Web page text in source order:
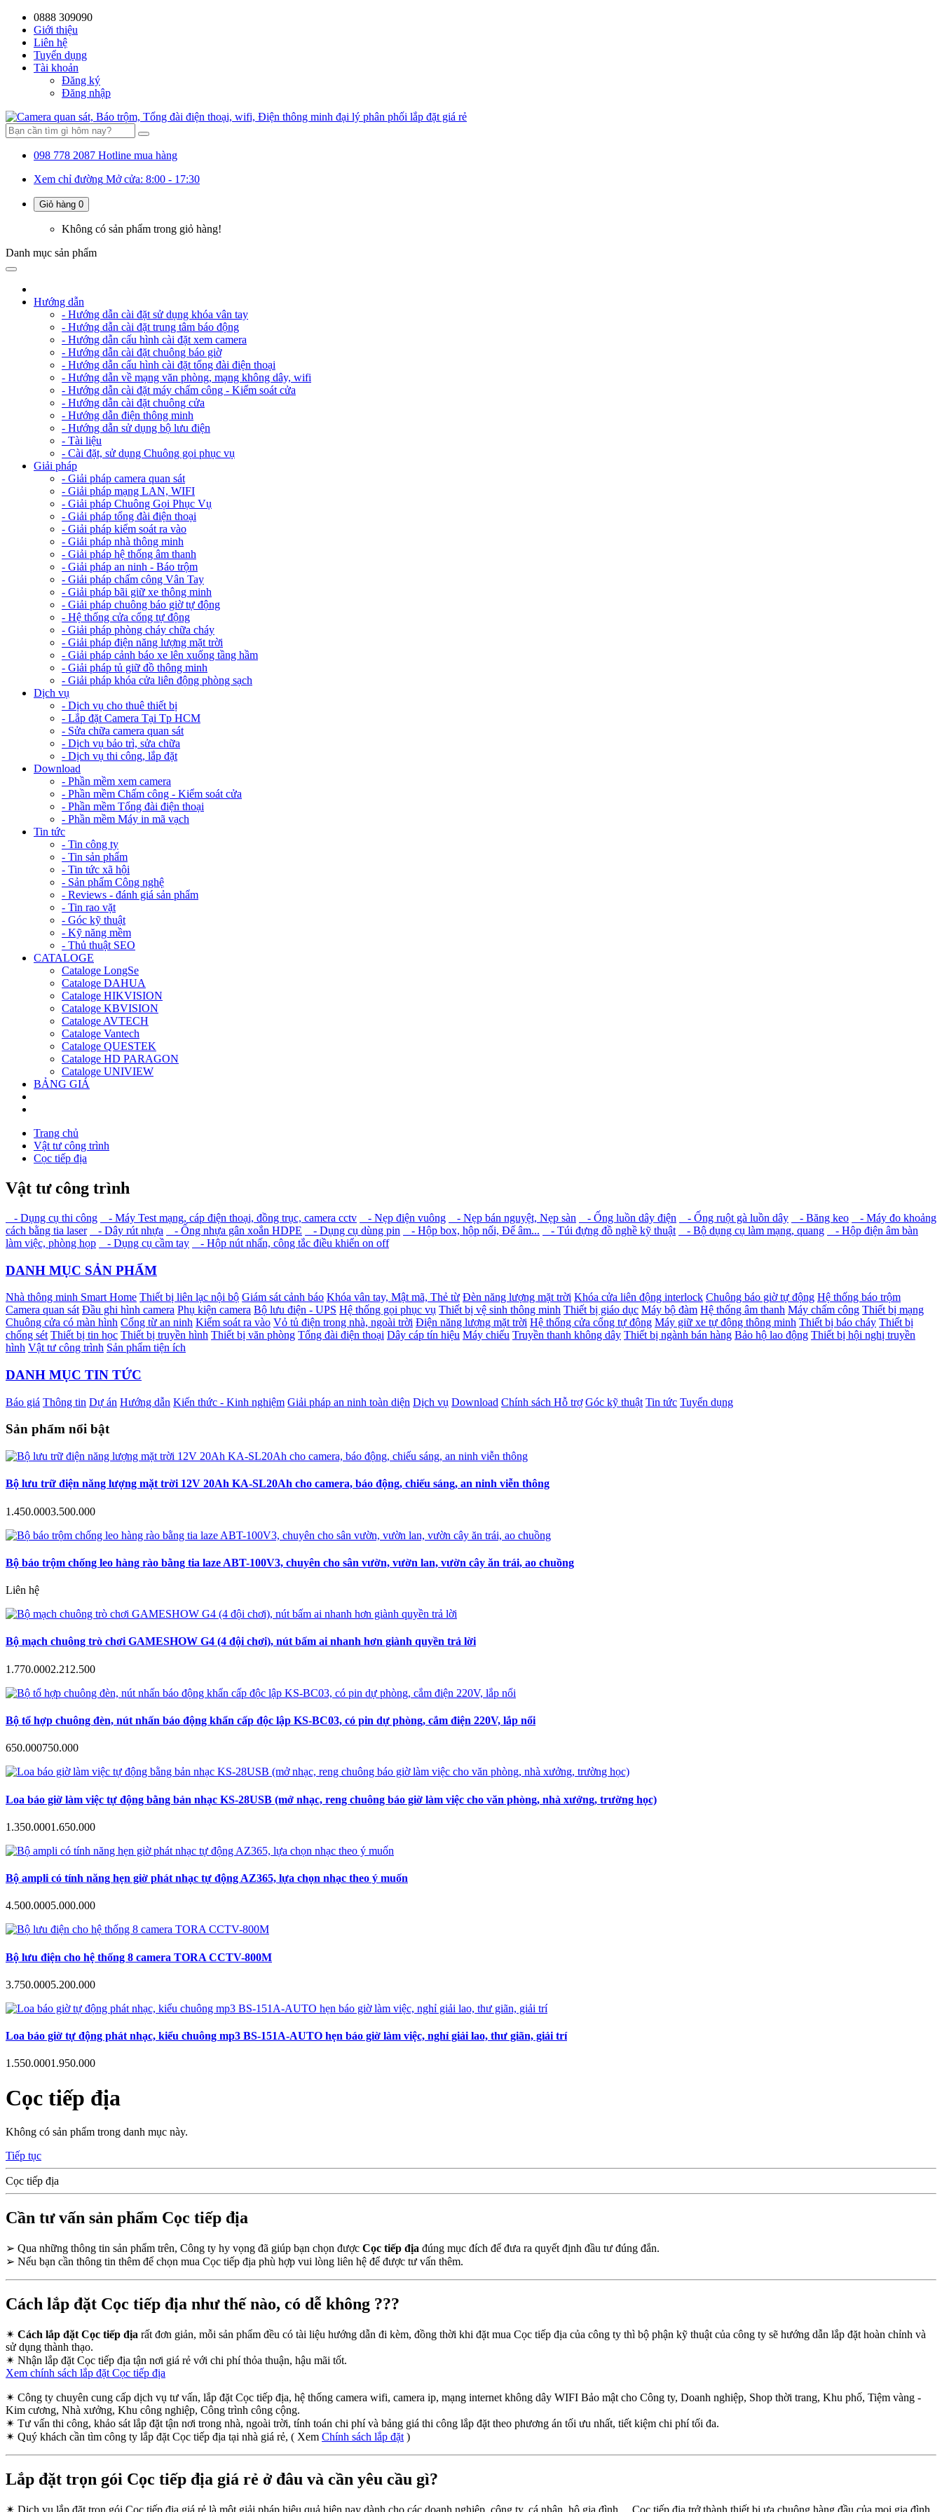
0888 309090
Giới thiệu
Liên hệ
Tuyển dụng
Tài khoản
Đăng ký
Đăng nhập
098 778 2087 Hotline mua hàng
Xem chỉ đường Mở cửa: 8:00 - 17:30
Giỏ hàng 0
Không có sản phẩm trong giỏ hàng!
Danh mục sản phẩm
Hướng dẫn
- Hướng dẫn cài đặt sử dụng khóa vân tay
- Hướng dẫn cài đặt trung tâm báo động
- Hướng dẫn cấu hình cài đặt xem camera
- Hướng dẫn cài đặt chuông báo giờ
- Hướng dẫn cấu hình cài đặt tổng đài điện thoại
- Hướng dẫn về mạng văn phòng, mạng không dây, wifi
- Hướng dẫn cài đặt máy chấm công - Kiểm soát cửa
- Hướng dẫn cài đặt chuông cửa
- Hướng dẫn điện thông minh
- Hướng dẫn sử dụng bộ lưu điện
- Tài liệu
- Cài đặt, sử dụng Chuông gọi phục vụ
Giải pháp
- Giải pháp camera quan sát
- Giải pháp mạng LAN, WIFI
- Giải pháp Chuông Gọi Phục Vụ
- Giải pháp tổng đài điện thoại
- Giải pháp kiểm soát ra vào
- Giải pháp nhà thông minh
- Giải pháp hệ thống âm thanh
- Giải pháp an ninh - Báo trộm
- Giải pháp chấm công Vân Tay
- Giải pháp bãi giữ xe thông minh
- Giải pháp chuông báo giờ tự động
- Hệ thống cửa cổng tự động
- Giải pháp phòng cháy chữa cháy
- Giải pháp điện năng lượng mặt trời
- Giải pháp cảnh báo xe lên xuống tầng hầm
- Giải pháp tủ giữ đồ thông minh
- Giải pháp khóa cửa liên động phòng sạch
Dịch vụ
- Dịch vụ cho thuê thiết bị
- Lắp đặt Camera Tại Tp HCM
- Sửa chữa camera quan sát
- Dịch vụ bảo trì, sửa chữa
- Dịch vụ thi công, lắp đặt
Download
- Phần mềm xem camera
- Phần mềm Chấm công - Kiểm soát cửa
- Phần mềm Tổng đài điện thoại
- Phần mềm Máy in mã vạch
Tin tức
- Tin công ty
- Tin sản phẩm
- Tin tức xã hội
- Sản phẩm Công nghệ
- Reviews - đánh giá sản phẩm
- Tin rao vặt
- Góc kỹ thuật
- Kỹ năng mềm
- Thủ thuật SEO
CATALOGE
Cataloge LongSe
Cataloge DAHUA
Cataloge HIKVISION
Cataloge KBVISION
Cataloge AVTECH
Cataloge Vantech
Cataloge QUESTEK
Cataloge HD PARAGON
Cataloge UNIVIEW
BẢNG GIÁ
Trang chủ
Vật tư công trình
Cọc tiếp địa
Vật tư công trình
- Dụng cụ thi công - Máy Test mạng, cáp điện thoại, đồng trục, camera cctv - Nẹp điện vuông - Nẹp bán nguyệt, Nẹp sàn - Ống luồn dây điện - Ống ruột gà luồn dây - Băng keo
- Máy đo khoảng
cách bằng tia laser
- Dây rút nhựa - Ống nhựa gân xoắn HDPE - Dụng cụ dùng pin - Hộp box, hộp nối, Đế âm... - Túi đựng đồ nghề kỹ thuật - Bộ dụng cụ làm mạng, quang
- Hộp điện âm bàn
làm việc, phòng họp
- Dụng cụ cầm tay - Hộp nút nhấn, công tắc điều khiển on off
DANH MỤC SẢN PHẨM
Nhà thông minh Smart Home Thiết bị liên lạc nội bộ Giám sát cảnh báo Khóa vân tay, Mật mã, Thẻ từ Đèn năng lượng mặt trời Khóa cửa liên động interlock Chuông báo giờ tự động Hệ thống báo trộm
Camera quan sát Đầu ghi hình camera Phụ kiện camera Bộ lưu điện - UPS Hệ thống gọi phục vụ Thiết bị vệ sinh thông minh Thiết bị giáo dục Máy bộ đàm Hệ thống âm thanh Máy chấm công Thiết bị mạng
Chuông cửa có màn hình Cổng từ an ninh Kiểm soát ra vào Vỏ tủ điện trong nhà, ngoài trời Điện năng lượng mặt trời Hệ thống cửa cổng tự động Máy giữ xe tự động thông minh Thiết bị báo cháy Thiết bị
chống sét Thiết bị tin học Thiết bị truyền hình Thiết bị văn phòng Tổng đài điện thoại Dây cáp tín hiệu Máy chiếu Truyền thanh không dây Thiết bị ngành bán hàng Bảo hộ lao động Thiết bị hội nghị truyền
hình Vật tư công trình Sản phẩm tiện ích
DANH MỤC TIN TỨC
Báo giá Thông tin Dự án Hướng dẫn Kiến thức - Kinh nghiệm Giải pháp an ninh toàn diện Dịch vụ Download Chính sách Hỗ trợ Góc kỹ thuật Tin tức Tuyển dụng
Sản phẩm nổi bật
Bộ lưu trữ điện năng lượng mặt trời 12V 20Ah KA-SL20Ah cho camera, báo động, chiếu sáng, an ninh viễn thông
1.450.0003.500.000
Bộ báo trộm chống leo hàng rào bằng tia laze ABT-100V3, chuyên cho sân vườn, vườn lan, vườn cây ăn trái, ao chuồng
Liên hệ
Bộ mạch chuông trò chơi GAMESHOW G4 (4 đội chơi), nút bấm ai nhanh hơn giành quyền trả lời
1.770.0002.212.500
Bộ tổ hợp chuông đèn, nút nhấn báo động khẩn cấp độc lập KS-BC03, có pin dự phòng, cắm điện 220V, lắp nổi
650.000750.000
Loa báo giờ làm việc tự động bằng bản nhạc KS-28USB (mở nhạc, reng chuông báo giờ làm việc cho văn phòng, nhà xưởng, trường học)
1.350.0001.650.000
Bộ ampli có tính năng hẹn giờ phát nhạc tự động AZ365, lựa chọn nhạc theo ý muốn
4.500.0005.000.000
Bộ lưu điện cho hệ thống 8 camera TORA CCTV-800M
3.750.0005.200.000
Loa báo giờ tự động phát nhạc, kiểu chuông mp3 BS-151A-AUTO hẹn báo giờ làm việc, nghỉ giải lao, thư giãn, giải trí
1.550.0001.950.000
Cọc tiếp địa
Không có sản phẩm trong danh mục này.
Tiếp tục
Cọc tiếp địa
Cần tư vấn sản phẩm Cọc tiếp địa
➢ Qua những thông tin sản phẩm trên, Công ty hy vọng đã giúp bạn chọn được Cọc tiếp địa đúng mục đích để đưa ra quyết định đầu tư đúng đắn.
➢ Nếu bạn cần thông tin thêm để chọn mua Cọc tiếp địa phù hợp vui lòng liên hệ để được tư vấn thêm.
Cách lắp đặt Cọc tiếp địa như thế nào, có dễ không ???
✴ Cách lắp đặt Cọc tiếp địa rất đơn giản, mỗi sản phẩm đều có tài liệu hướng dẫn đi kèm, đồng thời khi đặt mua Cọc tiếp địa của công ty thì bộ phận kỹ thuật của công ty sẽ hướng dẫn lắp đặt hoàn chỉnh và
sử dụng thành thạo.
✴ Nhận lắp đặt Cọc tiếp địa tận nơi giá rẻ với chi phí thỏa thuận, hậu mãi tốt.
Xem chính sách lắp đặt Cọc tiếp địa
✴ Công ty chuyên cung cấp dịch vụ tư vấn, lắp đặt Cọc tiếp địa, hệ thống camera wifi, camera ip, mạng internet không dây WIFI Bảo mật cho Công ty, Doanh nghiệp, Shop thời trang, Khu phố, Tiệm vàng -
Kim cương, Nhà xưởng, Khu công nghiệp, Công trình công cộng.
✴ Tư vấn thi công, khảo sát lắp đặt tận nơi trong nhà, ngoài trời, tính toán chi phí và bảng giá thi công lắp đặt theo phương án tối ưu nhất, tiết kiệm chi phí tối đa.
✴ Quý khách cần tìm công ty lắp đặt Cọc tiếp địa tại nhà giá rẻ, ( Xem Chính sách lắp đặt )
Lắp đặt trọn gói Cọc tiếp địa giá rẻ ở đâu và cần yêu cầu gì?
✴ Dịch vụ lắp đặt trọn gói Cọc tiếp địa giá rẻ là một giải pháp hiệu quả hiện nay dành cho các doanh nghiệp, công ty, cá nhân, hộ gia đình… Cọc tiếp địa trở thành thiết bị ưa chuộng hàng đầu của mọi gia đình